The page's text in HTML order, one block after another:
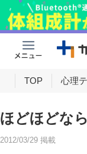
TOP 心理
ほどほどな
2012/03/29 掲載